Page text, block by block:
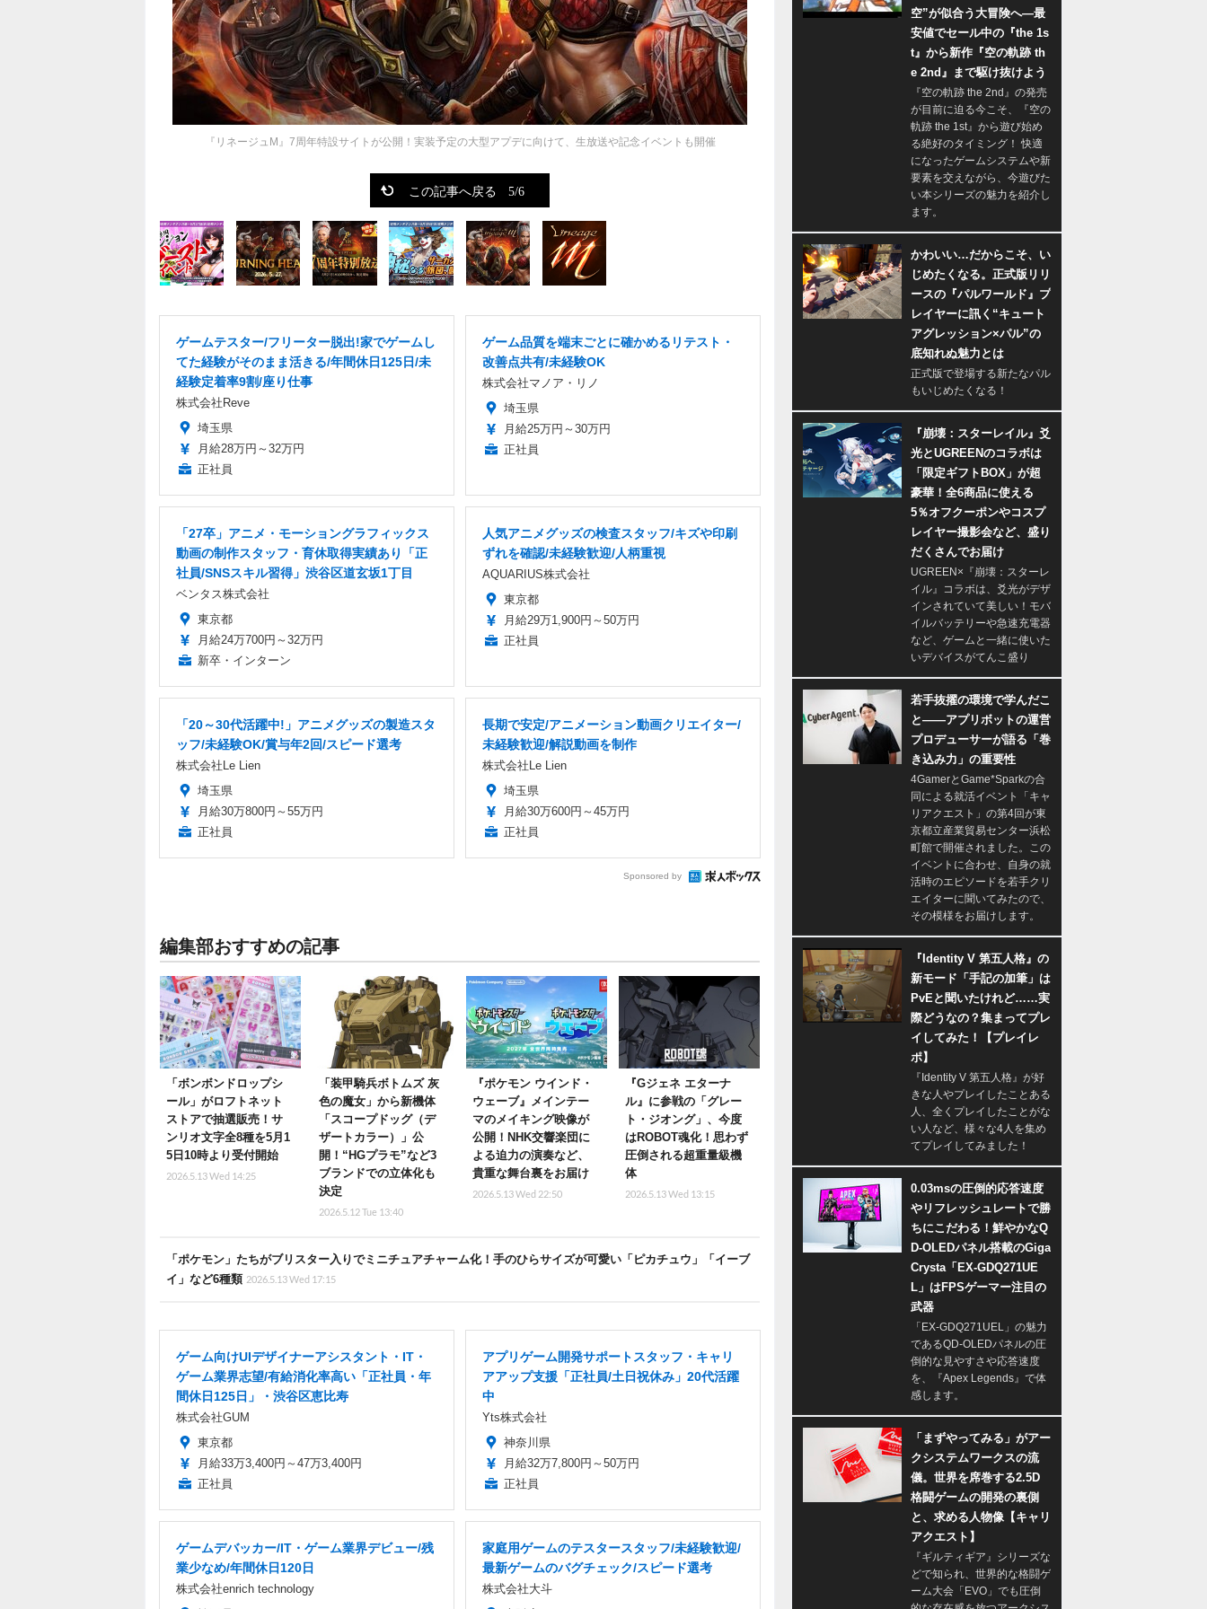
『リネージュM』7周年特設サイトが公開！実装予定の大型アプデに向けて、生放送や記念イベントも開催
この記事へ戻る 5/6
ゲームテスター/フリーター脱出!家でゲームし
てた経験がそのまま活きる/年間休日125日/未
経験定着率9割/座り仕事
株式会社Reve
埼玉県
月給28万円～32万円
正社員
ゲーム品質を端末ごとに確かめるリテスト・
改善点共有/未経験OK
株式会社マノア・リノ
埼玉県
月給25万円～30万円
正社員
「27卒」アニメ・モーショングラフィックス
動画の制作スタッフ・育休取得実績あり「正
社員/SNSスキル習得」渋谷区道玄坂1丁目
ベンタス株式会社
東京都
月給24万700円～32万円
新卒・インターン
人気アニメグッズの検査スタッフ/キズや印刷
ずれを確認/未経験歓迎/人柄重視
AQUARIUS株式会社
東京都
月給29万1,900円～50万円
正社員
「20～30代活躍中!」アニメグッズの製造スタ
ッフ/未経験OK/賞与年2回/スピード選考
株式会社Le Lien
埼玉県
月給30万800円～55万円
正社員
長期で安定/アニメーション動画クリエイター/
未経験歓迎/解説動画を制作
株式会社Le Lien
埼玉県
月給30万600円～45万円
正社員
Sponsored by
編集部おすすめの記事
「ボンボンドロップシ
ール」がロフトネット
ストアで抽選販売！サ
ンリオ文字全8種を5月1
5日10時より受付開始
2026.5.13 Wed 14:25
「装甲騎兵ボトムズ 灰
色の魔女」から新機体
「スコープドッグ（デ
ザートカラー）」公
開！“HGプラモ”など3
ブランドでの立体化も
決定
2026.5.12 Tue 13:40
『ポケモン ウインド・
ウェーブ』メインテー
マのメイキング映像が
公開！NHK交響楽団に
よる迫力の演奏など、
貴重な舞台裏をお届け
2026.5.13 Wed 22:50
『Gジェネ エターナ
ル』に参戦の「グレー
ト・ジオング」、今度
はROBOT魂化！思わず
圧倒される超重量級機
体
2026.5.13 Wed 13:15
「ポケモン」たちがブリスター入りでミニチュアチャーム化！手のひらサイズが可愛い「ピカチュウ」「イーブ
イ」など6種類 2026.5.13 Wed 17:15
ゲーム向けUIデザイナーアシスタント・IT・
ゲーム業界志望/有給消化率高い「正社員・年
間休日125日」・渋谷区恵比寿
株式会社GUM
東京都
月給33万3,400円～47万3,400円
正社員
アプリゲーム開発サポートスタッフ・キャリ
アアップ支援「正社員/土日祝休み」20代活躍
中
Yts株式会社
神奈川県
月給32万7,800円～50万円
正社員
ゲームデバッカー/IT・ゲーム業界デビュー/残
業少なめ/年間休日120日
株式会社enrich technology
家庭用ゲームのテスタースタッフ/未経験歓迎/
最新ゲームのバグチェック/スピード選考
株式会社大斗
空”が似合う大冒険へ―最
安値でセール中の『the 1s
t』から新作『空の軌跡 th
e 2nd』まで駆け抜けよう
『空の軌跡 the 2nd』の発売
が目前に迫る今こそ、『空の
軌跡 the 1st』から遊び始め
る絶好のタイミング！ 快適
になったゲームシステムや新
要素を交えながら、今遊びた
い本シリーズの魅力を紹介し
ます。
かわいい…だからこそ、い
じめたくなる。正式版リリ
ースの『パルワールド』プ
レイヤーに訊く“キュート
アグレッション×パル”の
底知れぬ魅力とは
正式版で登場する新たなパル
もいじめたくなる！
『崩壊：スターレイル』爻
光とUGREENのコラボは
「限定ギフトBOX」が超
豪華！全6商品に使える
5％オフクーポンやコスプ
レイヤー撮影会など、盛り
だくさんでお届け
UGREEN×『崩壊：スターレ
イル』コラボは、爻光がデザ
インされていて美しい！モバ
イルバッテリーや急速充電器
など、ゲームと一緒に使いた
いデバイスがてんこ盛り
若手抜擢の環境で学んだこ
と――アプリボットの運営
プロデューサーが語る「巻
き込み力」の重要性
4GamerとGame*Sparkの合
同による就活イベント「キャ
リアクエスト」の第4回が東
京都立産業貿易センター浜松
町館で開催されました。この
イベントに合わせ、自身の就
活時のエピソードを若手クリ
エイターに聞いてみたので、
その模様をお届けします。
『Identity V 第五人格』の
新モード「手記の加筆」は
PvEと聞いたけれど……実
際どうなの？集まってプレ
イしてみた！【プレイレ
ポ】
『Identity V 第五人格』が好
きな人やプレイしたことある
人、全くプレイしたことがな
い人など、様々な4人を集め
てプレイしてみました！
0.03msの圧倒的応答速度
やリフレッシュレートで勝
ちにこだわる！鮮やかなQ
D-OLEDパネル搭載のGiga
Crysta「EX-GDQ271UE
L」はFPSゲーマー注目の
武器
「EX-GDQ271UEL」の魅力
であるQD-OLEDパネルの圧
倒的な見やすさや応答速度
を、『Apex Legends』で体
感します。
「まずやってみる」がアー
クシステムワークスの流
儀。世界を席巻する2.5D
格闘ゲームの開発の裏側
と、求める人物像【キャリ
アクエスト】
『ギルティギア』シリーズな
どで知られ、世界的な格闘ゲ
ーム大会「EVO」でも圧倒